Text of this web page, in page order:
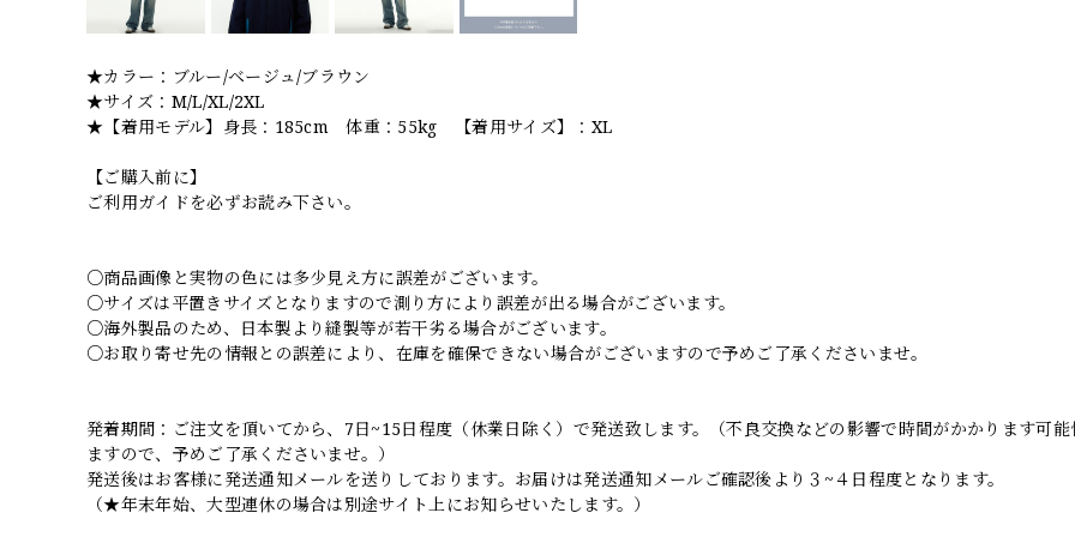
★カラー：ブルー/ベージュ/ブラウン
★サイズ：M/L/XL/2XL
★【着用モデル】身長：185cm 体重：55kg 【着用サイズ】：XL
【ご購入前に】
ご利用ガイドを必ずお読み下さい。
○商品画像と実物の色には多少見え方に誤差がございます。
○サイズは平置きサイズとなりますので測り方により誤差が出る場合がございます。
○海外製品のため、日本製より縫製等が若干劣る場合がございます。
○お取り寄せ先の情報との誤差により、在庫を確保できない場合がございますので予めご了承くださいませ。
発着期間：ご注文を頂いてから、7日~15日程度（休業日除く）で発送致します。（不良交換などの影響で時間がかかります可能
ますので、予めご了承くださいませ。）
発送後はお客様に発送通知メールを送りしております。お届けは発送通知メールご確認後より３~４日程度となります。
（★年末年始、大型連休の場合は別途サイト上にお知らせいたします。）